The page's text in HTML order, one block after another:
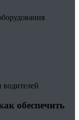
обеспечить